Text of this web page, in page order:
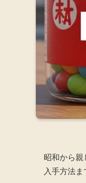
昭和から
入手方法ま